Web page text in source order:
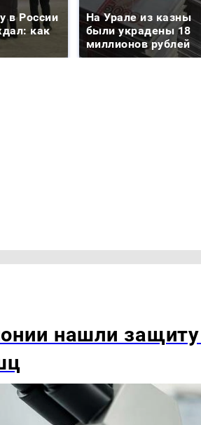
в России
как
На Урале из казны
были украдены 18
миллионов рублей
нашли